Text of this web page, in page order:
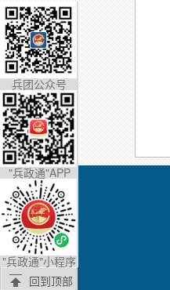
兵团公众号
"兵政通"APP
"兵政通"小程序
回到顶部